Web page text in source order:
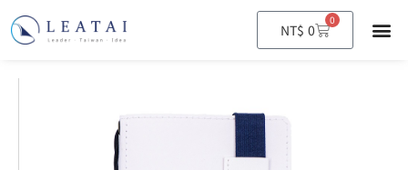
NT$ 0
0
購
物